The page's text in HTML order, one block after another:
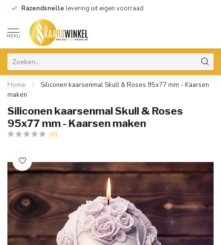
Razendsnelle levering uit eigen voorraad
MENU
Home /
Siliconen kaarsenmal Skull & Roses 95x77 mm - Kaarsen
maken
Siliconen kaarsenmal Skull & Roses
95x77 mm - Kaarsen maken
(0)